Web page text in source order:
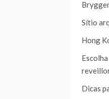
Sítio
Hong
Dicas